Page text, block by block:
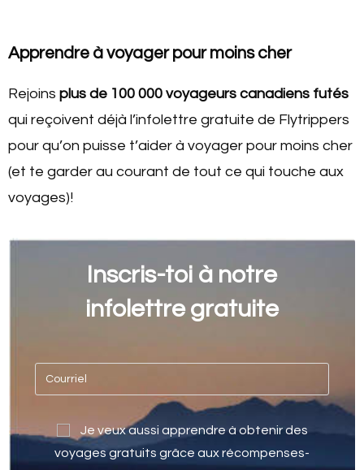
Apprendre à voyager pour moins cher
Rejoins plus de 100 000 voyageurs canadiens futés
qui reçoivent déjà l’infolettre gratuite de Flytrippers
pour qu’on puisse t’aider à voyager pour moins cher
(et te garder au courant de tout ce qui touche aux
voyages)!
Inscris-toi à notre
infolettre gratuite
Je veux aussi apprendre à obtenir des
voyages gratuits grâce aux récompenses-